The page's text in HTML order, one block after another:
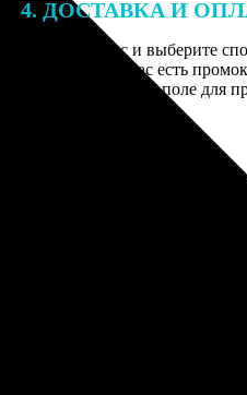
4. ДОСТАВКА И
Введите адрес и выберите
заказа. Если у вас есть
его в специальное поле для